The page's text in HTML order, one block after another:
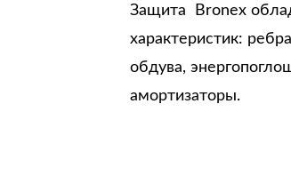
Защита Bronex
характеристик:
обдува,
амортизаторы.